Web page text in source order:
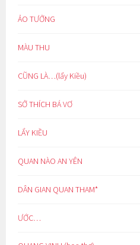
ẢO TƯỞNG
MÀU THU
CŨNG LÀ…(lẩy Kiều)
SỞ THÍCH BÁ VƠ
LẨY KIỀU
QUAN NÀO AN YÊN
DÂN GIAN QUAN THAM*
ƯỚC…